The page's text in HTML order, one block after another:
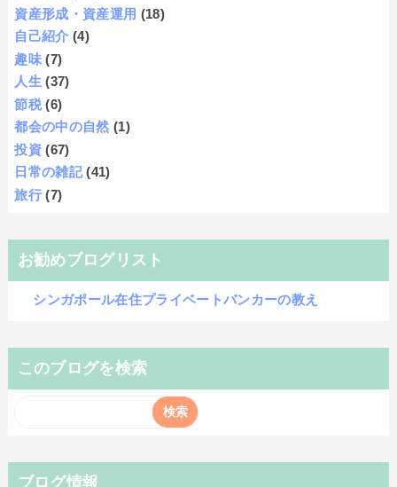
資産形成・資産運用 (18)
自己紹介 (4)
趣味 (7)
人生 (37)
節税 (6)
都会の中の自然 (1)
投資 (67)
日常の雑記 (41)
旅行 (7)
お勧めブログリスト
シンガポール在住プライベートバンカーの教え
このブログを検索
ブログ情報